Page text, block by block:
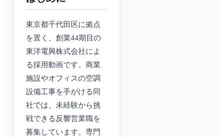
東京都千代田区に拠点
を置く、創業44期目の
東洋電興株式会社によ
る採用動画です。商業
施設やオフィスの空調
設備工事を手がける同
社では、未経験から挑
戦できる反響営業職を
募集しています。専門